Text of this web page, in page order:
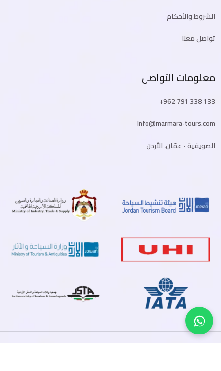
الشروط والأحكام
تواصل معنا
معلومات التواصل
+962 791 338 133
info@marmara-tours.com
الصويفية - عمّان، الأردن